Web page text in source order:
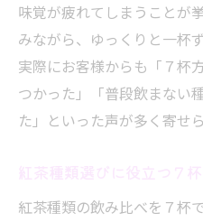
味覚が疲れてしまうことが
みながら、ゆっくりと一杯
実際にお客様からも「７杯
つかった」「普段飲まない
た」といった声が多く寄せ
紅茶種類の飲み比べを７杯